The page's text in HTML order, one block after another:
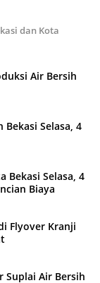
dan Kota
Air Bersih
Bekasi Selasa, 4
Bekasi Selasa, 4
Biaya
Flyover Kranji
Suplai Air Bersih